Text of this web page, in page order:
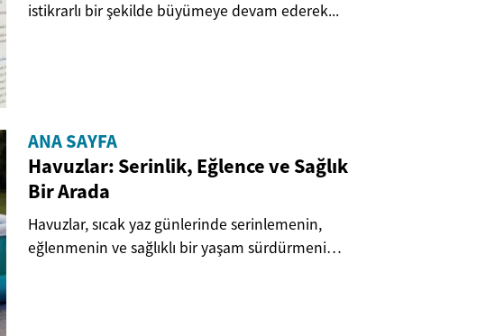
istikrarlı bir şekilde büyümeye devam ederek...
ANA SAYFA
Havuzlar: Serinlik, Eğlence ve Sağlık
Bir Arada
Havuzlar, sıcak yaz günlerinde serinlemenin,
eğlenmenin ve sağlıklı bir yaşam sürdürmenin